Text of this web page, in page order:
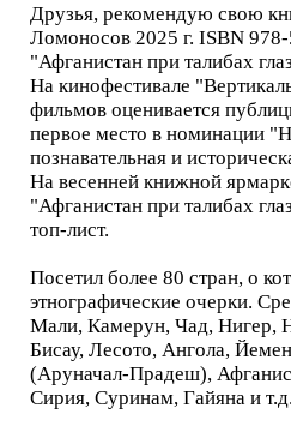
Друзья, рекомендую свою
Ломоносов 2025 г. ISBN
"Афганистан при талибах
На кинофестивале
фильмов оценивается
первое место в номинации
познавательная и
На весенней книжной
"Афганистан при талибах
топ-лист.
Посетил более 80 стран, о
этнографические очерки.
Мали, Камерун, Чад, Нигер,
Бисау, Лесото, Ангола,
(Аруначал-Прадеш),
Сирия, Суринам, Гайяна и т.д.